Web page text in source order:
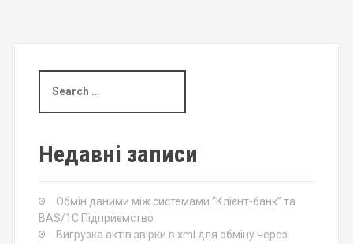
a
c
h
:
Недавні записи
Обмін даними між системами “Клієнт-банк” та
BAS/1С:Підприємство
Вигрузка актів звірки в xml для обміну через